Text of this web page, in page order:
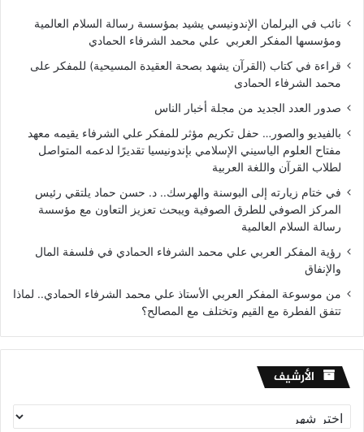
نائب في البرلمان الإندونيسي يشيد بمؤسسة رسالة السلام العالمية
ومؤسسها المفكر العربي علي محمد الشرفاء الحمادي
قراءة في كتاب (القرآن يشهد بصحة العقيدة المسيحية) للمفكر على
محمد الشرفاء الحمادى
صدور العدد الجديد من مجلة أخبار الناس
بالفيديو والصور… حفل تكريم مؤثر للمفكر علي الشرفاء يقيمه معهد
مفتاح العلوم الياسيني الإسلامي بإندونيسيا تقديرًا لدعمه المتواصل
لطلاب القرآن واللغة العربية
في ختام زيارته إلى البوسنة والهرسك.. د. حسن حماد يلتقي رئيس
المركز الصوفي للطرق الصوفية ويبحث تعزيز التعاون مع مؤسسة
رسالة السلام العالمية
رؤية المفكر العربي علي محمد الشرفاء الحمادي في فلسفة المال
والإنفاق
من موسوعة المفكر العربي الأستاذ علي محمد الشرفاء الحمادي.. لماذا
تتفق الفطرة مع القيم وتختلف مع المصالح؟
الأرشيف الأرشيف